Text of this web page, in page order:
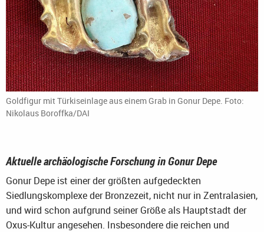
Goldfigur mit Türkiseinlage aus einem Grab in Gonur Depe. Foto:
Nikolaus Boroffka/DAI
Aktuelle archäologische Forschung in Gonur Depe
Gonur Depe ist einer der größten aufgedeckten
Siedlungskomplexe der Bronzezeit, nicht nur in Zentralasien,
und wird schon aufgrund seiner Größe als Hauptstadt der
Oxus-Kultur angesehen. Insbesondere die reichen und